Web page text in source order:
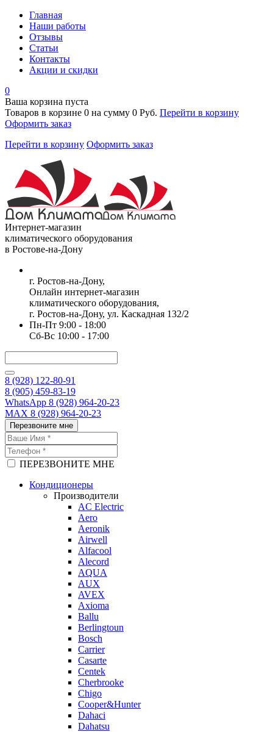
Главная
Наши работы
Отзывы
Статьи
Контакты
Акции и скидки
0
Ваша корзина пуста
Товаров в корзине 0 на сумму 0 Руб. Перейти в корзину
Оформить заказ
Перейти в корзину Оформить заказ
Интернет-магазин
климатического оборудования
в Ростове-на-Дону
г. Ростов-на-Дону,
Онлайн интернет-магазин
климатического оборудования,
г. Ростов-на-Дону, ул. Каскадная 132/2
Пн-Пт 9:00 - 18:00
Сб-Вс 10:00 - 17:00
8 (928) 122-80-91
8 (905) 459-83-19
WhatsApp 8 (928) 964-20-23
MAX 8 (928) 964-20-23
Перезвоните мне
ПЕРЕЗВОНИТЕ МНЕ
Кондиционеры
Производители
AC Electric
Aero
Aeronik
Airwell
Alfacool
Alecord
AQUA
AUX
AVEX
Axioma
Ballu
Berlingtoun
Bosch
Carrier
Casarte
Centek
Cherbrooke
Chigo
Cooper&Hunter
Dahaci
Dahatsu